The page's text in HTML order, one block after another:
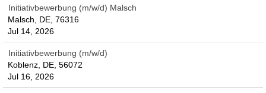
Initiativbewerbung (m/w/d) Malsch
Malsch, DE, 76316
Jul 14, 2026
Initiativbewerbung (m/w/d)
Koblenz, DE, 56072
Jul 16, 2026